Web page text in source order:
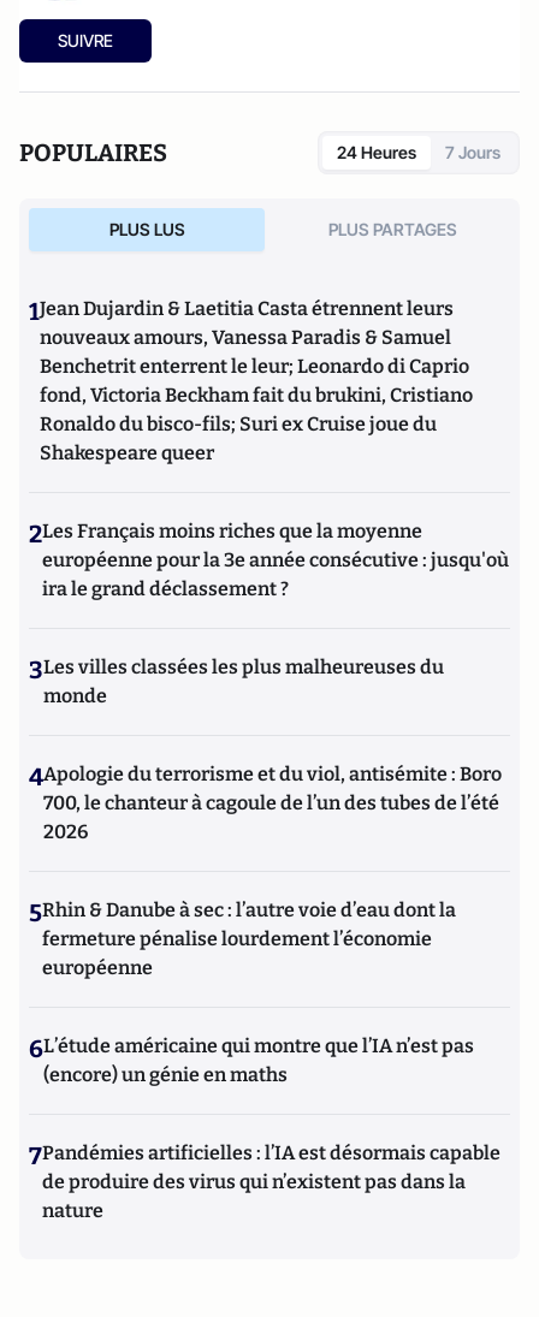
SUIVRE
POPULAIRES 24 Heures 7 Jours
PLUS LUS PLUS PARTAGES
1Jean Dujardin & Laetitia Casta étrennent leurs
nouveaux amours, Vanessa Paradis & Samuel
Benchetrit enterrent le leur; Leonardo di Caprio
fond, Victoria Beckham fait du brukini, Cristiano
Ronaldo du bisco-fils; Suri ex Cruise joue du
Shakespeare queer
2Les Français moins riches que la moyenne
européenne pour la 3e année consécutive : jusqu'où
ira le grand déclassement ?
3Les villes classées les plus malheureuses du
monde
4Apologie du terrorisme et du viol, antisémite : Boro
700, le chanteur à cagoule de l’un des tubes de l’été
2026
5Rhin & Danube à sec : l’autre voie d’eau dont la
fermeture pénalise lourdement l’économie
européenne
6L’étude américaine qui montre que l’IA n’est pas
(encore) un génie en maths
7Pandémies artificielles : l’IA est désormais capable
de produire des virus qui n’existent pas dans la
nature